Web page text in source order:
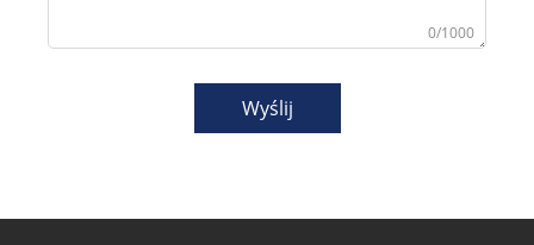
0/1000
Wyślij